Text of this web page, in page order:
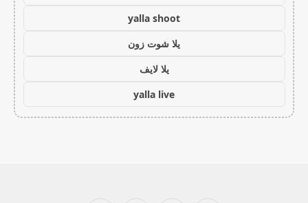
yalla shoot
يلا شوت زون
يلا لايف
yalla live